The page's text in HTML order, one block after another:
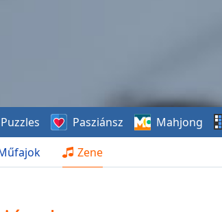
Zene
Puzzles Pasziánsz Mahjong